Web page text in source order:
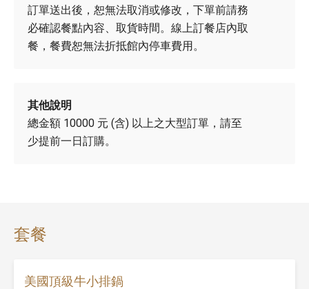
訂單送出後，恕無法取消或修改，下單前請務
必確認餐點內容、取貨時間。線上訂餐店內取
餐，餐費恕無法折抵館內停車費用。
其他說明
總金額 10000 元 (含) 以上之大型訂單，請至
少提前一日訂購。
套餐
美國頂級牛小排鍋